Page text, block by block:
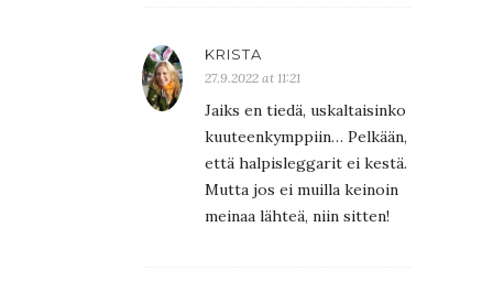
KRISTA
27.9.2022 at 11:21
Jaiks en tiedä, uskaltaisinko
kuuteenkymppiin… Pelkään,
että halpisleggarit ei kestä.
Mutta jos ei muilla keinoin
meinaa lähteä, niin sitten!